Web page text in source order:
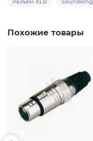
Разъем XLR Soundking
Похожие товары